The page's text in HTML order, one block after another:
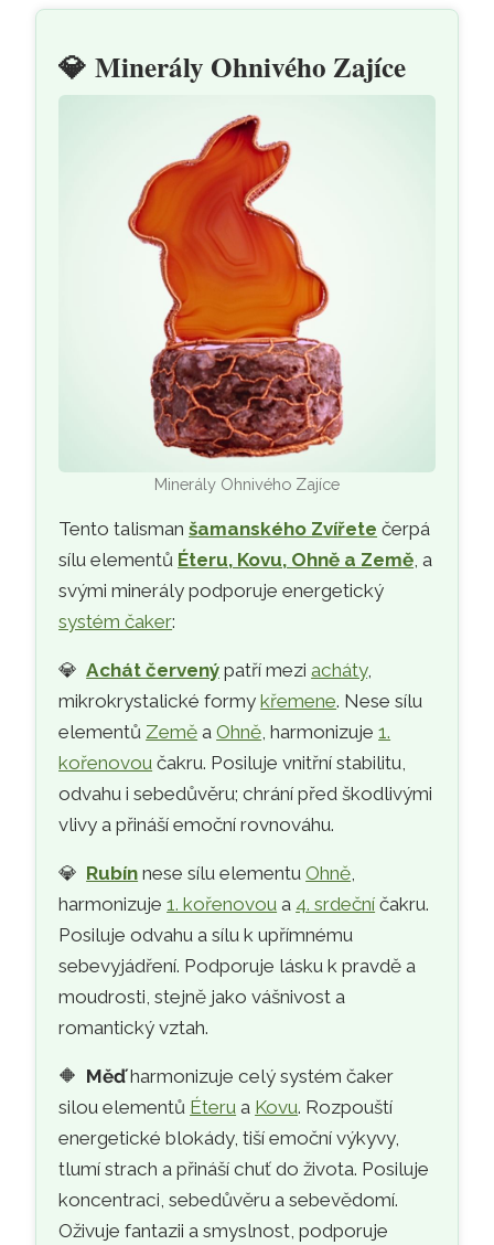
💎Minerály Ohnivého Zajíce
Minerály Ohnivého Zajíce
Tento talismanšamanského Zvířete čerpá
sílu elementů Éteru, Kovu, Ohně a Země , a
svými minerály podporuje energetický
systém čaker:
💎Achát červený patří meziacháty,
mikrokrystalické formykřemene. Nese sílu
elementů Země aOhně , harmonizuje1.
kořenovou čakru. Posiluje vnitřní stabilitu,
odvahu i sebedůvěru; chrání před škodlivými
vlivy a přináší emoční rovnováhu.
💎 Rubín nese sílu elementuOhně
harmonizuje1. kořenovou a 4. srdeční čakru.
Posiluje odvahu a sílu k upřímnému
sebevyjádření. Podporuje lásku k pravdě a
moudrosti, stejně jako vášnivost a
romantický vztah.
🔶 Měďharmonizuje celý systém čaker
silou elementů Éteru a Kovu. Rozpouští
energetické blokády, tiší emoční výkyvy,
tlumí strach a přináší chuť do života. Posiluje
koncentraci, sebedůvěru a sebevědomí.
Oživuje fantazii a smyslnost, podporuje